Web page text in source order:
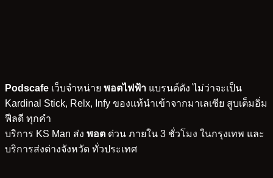
Podscafe เว็บจำหน่าย พอตไฟฟ้า แบรนด์ดัง ไม่ว่าจะเป็น
Kardinal Stick, Relx, Infy ของแท้นำเข้าจากมาเลเซีย สูบเต็มอิ่ม
ฟีลดี ทุกคำ
บริการ KS Man ส่ง พอต ด่วน ภายใน 3 ชั่วโมง ในกรุงเทพ และ
บริการส่งต่างจังหวัด ทั่วประเทศ